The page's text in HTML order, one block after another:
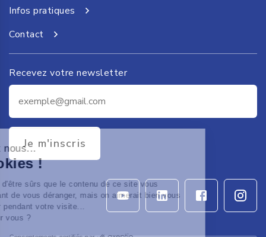
nous...
!
d'être sûrs que le contenu de ce site vous
avant de vous déranger, mais on aimerait bien vous
pendant votre visite...
pour vous ?
Infos pratiques
Contact
Recevez votre newsletter
Je m'inscris